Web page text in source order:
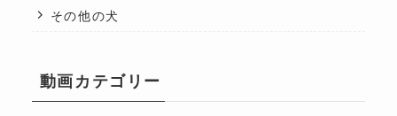
その他の犬
動画カテゴリー